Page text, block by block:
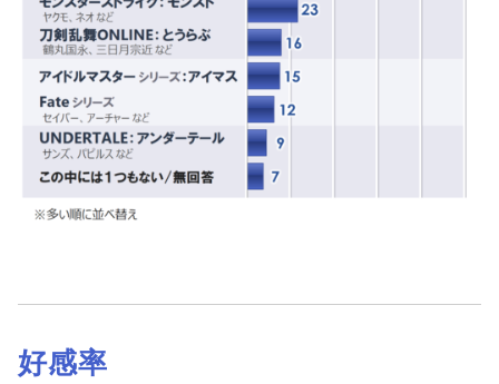
好感率